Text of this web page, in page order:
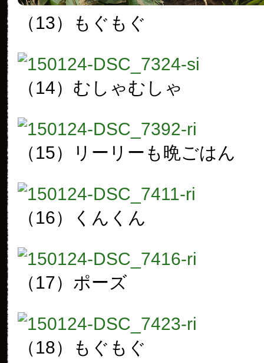
（13）もぐもぐ
（14）むしゃむしゃ
（15）リーリーも晩ごはん
（16）くんくん
（17）ポーズ
（18）もぐもぐ